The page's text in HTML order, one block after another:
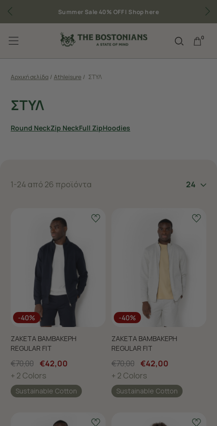
Δωρεάν μεταφορικά για παραγγελίες άνω των 50€
0
Αρχική σελίδα / Athleisure / ΣΤΥΛ
ΣΤΥΛ
Round NeckZip NeckFull ZipHoodies
1-24 από 26 προϊόντα 24
-40%
ΖΑΚΕΤΑ ΒΑΜΒΑΚΕΡΗ
REGULAR FIT
€70,00 €42,00
+ 2 Colors
Sustainable Cotton
-40%
ΖΑΚΕΤΑ ΒΑΜΒΑΚΕΡΗ
REGULAR FIT
€70,00 €42,00
+ 2 Colors
Sustainable Cotton